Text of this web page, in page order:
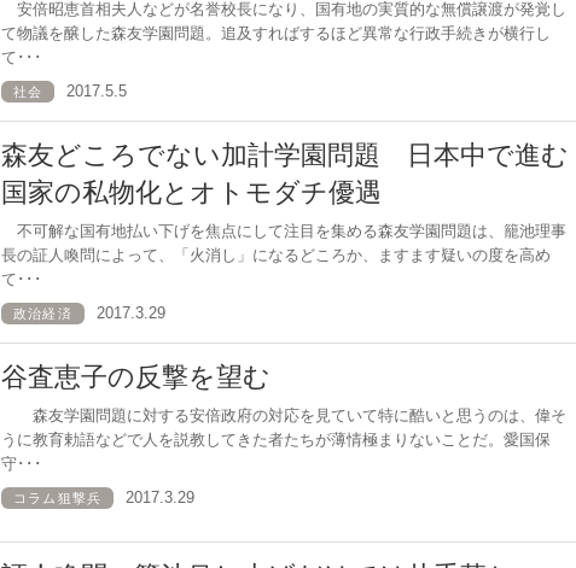
安倍昭恵首相夫人などが名誉校長になり、国有地の実質的な無償譲渡が発覚し
て物議を醸した森友学園問題。追及すればするほど異常な行政手続きが横行し
て･･･
社会 2017.5.5
森友どころでない加計学園問題 日本中で進む
国家の私物化とオトモダチ優遇
不可解な国有地払い下げを焦点にして注目を集める森友学園問題は、籠池理事
長の証人喚問によって、「火消し」になるどころか、ますます疑いの度を高め
て･･･
政治経済 2017.3.29
谷査恵子の反撃を望む
森友学園問題に対する安倍政府の対応を見ていて特に酷いと思うのは、偉そ
うに教育勅語などで人を説教してきた者たちが薄情極まりないことだ。愛国保
守･･･
コラム狙撃兵 2017.3.29